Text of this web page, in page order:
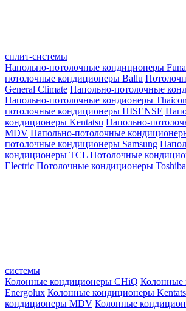
сплит-системы
Напольно-потолочные кондиционеры
потолочные кондиционеры Ballu
General Climate Напольно-потолочные
Напольно-потолочные кондионеры Thaicon
потолочные кондиционеры HISENSE
кондиционеры Kentatsu Напольно-
MDV Напольно-потолочные
потолочные кондиционеры Samsung
кондиционеры TCL Потолочные
Electric Потолочные кондиционеры Toshiba
системы
Колонные кондиционеры CHiQ Колонные
Energolux Колонные кондиционеры
кондиционеры MDV Колонные